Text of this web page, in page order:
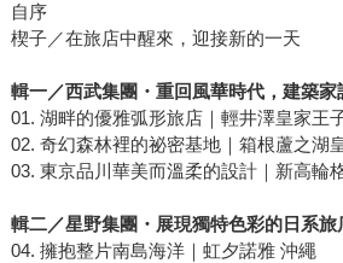
自序
楔子／在旅店中醒來，迎接新的一天
輯一／西武集團 ・ 重回風華時代，建築
01. 湖畔的優雅弧形旅店｜輕井澤皇家王
02. 奇幻森林裡的祕密基地｜箱根蘆之湖
03. 東京品川華美而溫柔的設計｜新高輪
輯二／星野集團 ・ 展現獨特色彩的日系旅
04. 擁抱整片南島海洋｜虹夕諾雅 沖繩